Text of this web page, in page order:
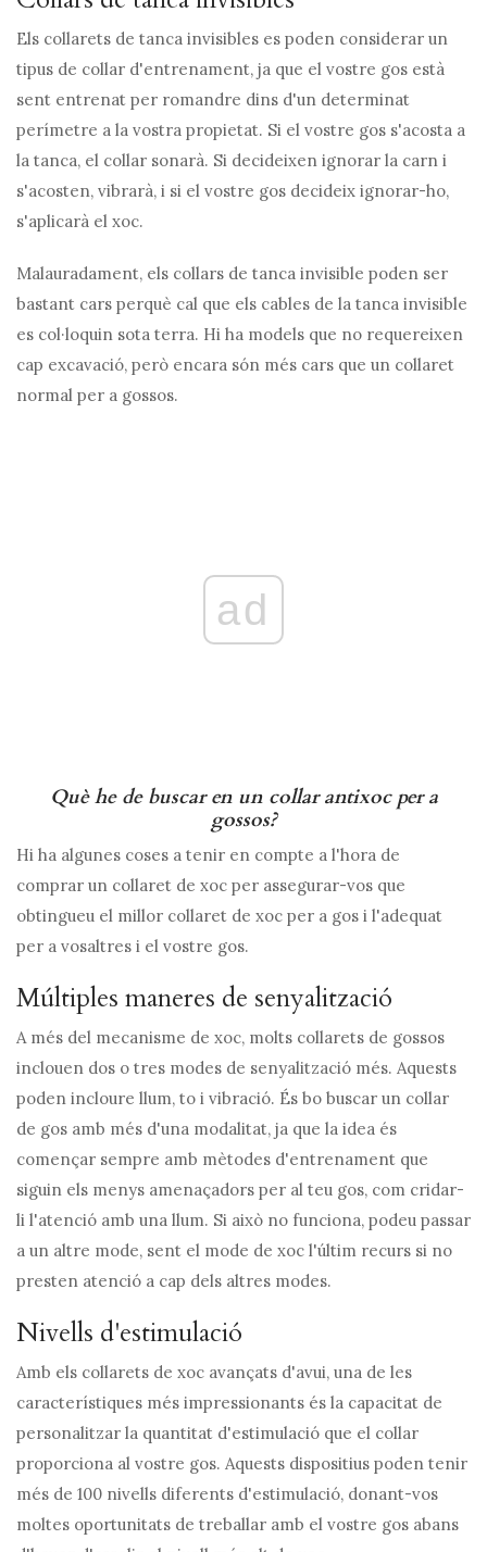
Els collarets de tanca invisibles es poden considerar un
tipus de collar d'entrenament, ja que el vostre gos està
sent entrenat per romandre dins d'un determinat
perímetre a la vostra propietat. Si el vostre gos s'acosta a
la tanca, el collar sonarà. Si decideixen ignorar la carn i
s'acosten, vibrarà, i si el vostre gos decideix ignorar-ho,
s'aplicarà el xoc.
Malauradament, els collars de tanca invisible poden ser
bastant cars perquè cal que els cables de la tanca invisible
es col·loquin sota terra. Hi ha models que no requereixen
cap excavació, però encara són més cars que un collaret
normal per a gossos.
ad
Què he de buscar en un collar antixoc per a
gossos?
Hi ha algunes coses a tenir en compte a l'hora de
comprar un collaret de xoc per assegurar-vos que
obtingueu el millor collaret de xoc per a gos i l'adequat
per a vosaltres i el vostre gos.
Múltiples maneres de senyalització
A més del mecanisme de xoc, molts collarets de gossos
inclouen dos o tres modes de senyalització més. Aquests
poden incloure llum, to i vibració. És bo buscar un collar
de gos amb més d'una modalitat, ja que la idea és
començar sempre amb mètodes d'entrenament que
siguin els menys amenaçadors per al teu gos, com cridar-
li l'atenció amb una llum. Si això no funciona, podeu passar
a un altre mode, sent el mode de xoc l'últim recurs si no
presten atenció a cap dels altres modes.
Nivells d'estimulació
Amb els collarets de xoc avançats d'avui, una de les
característiques més impressionants és la capacitat de
personalitzar la quantitat d'estimulació que el collar
proporciona al vostre gos. Aquests dispositius poden tenir
més de 100 nivells diferents d'estimulació, donant-vos
moltes oportunitats de treballar amb el vostre gos abans